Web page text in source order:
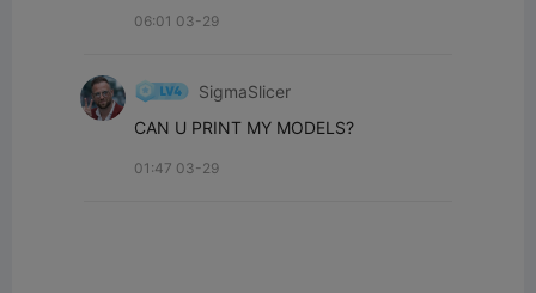
06:01 03-29
SigmaSlicer
CAN U PRINT MY MODELS?
01:47 03-29